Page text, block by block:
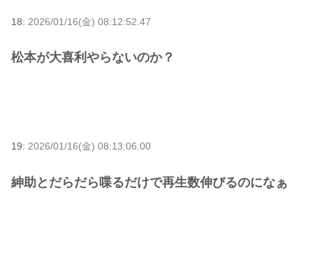
18: 2026/01/16(金) 08:12:52.47
松本が大喜利やらないのか？
19: 2026/01/16(金) 08:13:06.00
紳助とだらだら喋るだけで再生数伸びるのになぁ